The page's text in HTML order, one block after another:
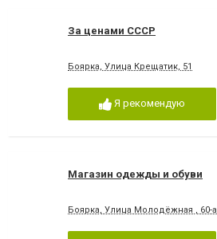
За ценами СССР
Боярка, Улица Крещатик, 51
Я рекомендую
Магазин одежды и обуви
Боярка, Улица Молодёжная , 60-а